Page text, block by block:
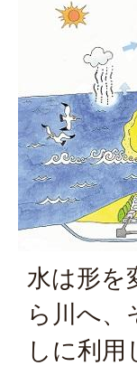
水は形を
ら川へ
しに利用